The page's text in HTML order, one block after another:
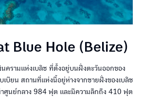
Blue Hole (Belize)
ครามแห่งเบลิซ ที่ตั้งอยู่บนฝั่งตะวันออกของ
บเบียน สถานที่แห่งนี้อยู่ห่างจากชายฝั่งของเบลิช
ศูนย์กลาง 984 ฟุต และมีความลึกถึง 410 ฟุต